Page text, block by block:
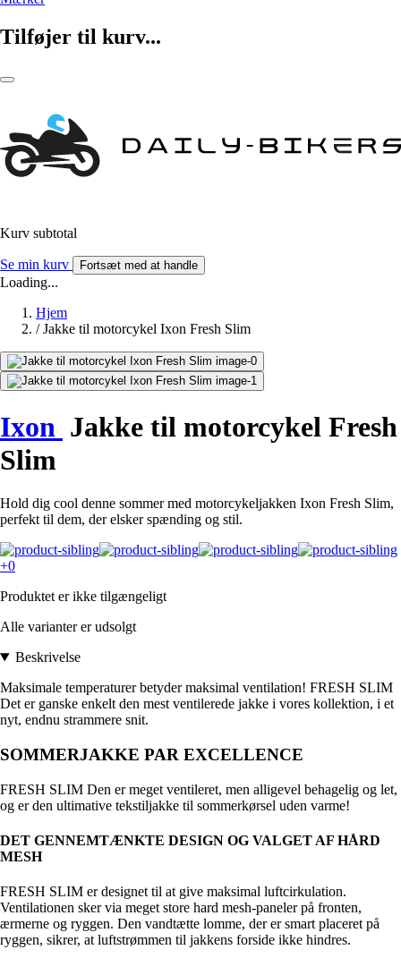
Tilføjer til kurv...
Kurv subtotal
Se min kurv Fortsæt med at handle
Loading...
Hjem
/ Jakke til motorcykel Ixon Fresh Slim
Ixon Jakke til motorcykel Fresh
Slim
Hold dig cool denne sommer med motorcykeljakken Ixon Fresh Slim,
perfekt til dem, der elsker spænding og stil.
+0
Produktet er ikke tilgængeligt
Alle varianter er udsolgt
Beskrivelse
Maksimale temperaturer betyder maksimal ventilation! FRESH SLIM
Det er ganske enkelt den mest ventilerede jakke i vores kollektion, i et
nyt, endnu strammere snit.
SOMMERJAKKE PAR EXCELLENCE
FRESH SLIM Den er meget ventileret, men alligevel behagelig og let,
og er den ultimative tekstiljakke til sommerkørsel uden varme!
DET GENNEMTÆNKTE DESIGN OG VALGET AF HÅRD
MESH
FRESH SLIM er designet til at give maksimal luftcirkulation.
Ventilationen sker via meget store hard mesh-paneler på fronten,
ærmerne og ryggen. Den vandtætte lomme, der er smart placeret på
ryggen, sikrer, at luftstrømmen til jakkens forside ikke hindres.